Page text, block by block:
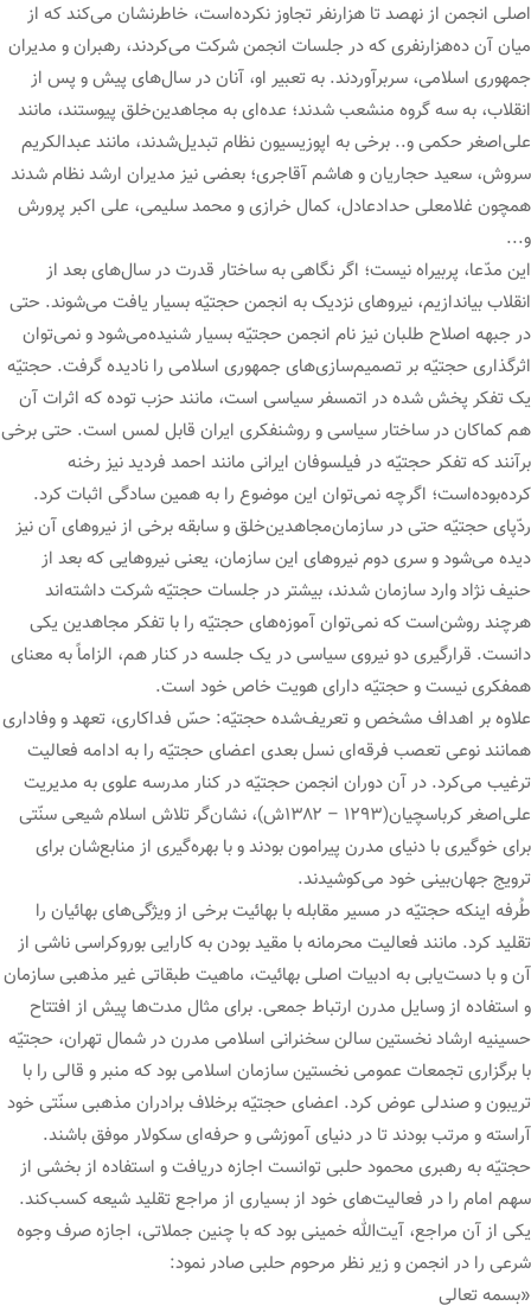
اصلی انجمن از نهصد تا هزارنفر تجاوز نکرده‌است، خاطرنشان می‌کند که از
میان آن ده‌هزارنفری که در جلسات انجمن شرکت می‌کردند، رهبران و مدیران
جمهوری اسلامی، سربرآوردند. به تعبیر او، آنان در سال‌های پیش و پس از
انقلاب، به سه گروه منشعب شدند؛ عده‌ای به مجاهدین‌خلق پیوستند، مانند
علی‌اصغر حکمی و.. برخی به اپوزیسیون نظام تبدیل‌شدند، مانند عبدالکریم
سروش، سعید حجاریان و هاشم آقاجری؛ بعضی نیز مدیران ارشد نظام شدند
همچون غلامعلی حدادعادل، کمال خرازی و محمد سلیمی، علی اکبر پرورش
و...
این مدّعا، پربیراه نیست؛ اگر نگاهی به ساختار قدرت در سال‌های بعد از
انقلاب بیاندازیم، نیروهای نزدیک به انجمن حجتیّه بسیار یافت می‌شوند. حتی
در جبهه اصلاح طلبان نیز نام انجمن حجتیّه بسیار شنیده‌می‌شود و نمی‌توان
اثرگذاری حجتیّه بر تصمیم‌سازی‌های جمهوری اسلامی را نادیده گرفت. حجتیّه
یک تفکر پخش شده در اتمسفر سیاسی است، مانند حزب توده که اثرات آن
هم کماکان در ساختار سیاسی و روشنفکری ایران قابل لمس است. حتی برخی
برآنند که تفکر حجتیّه در فیلسوفان ایرانی مانند احمد فردید نیز رخنه
کرده‌بوده‌است؛ اگرچه نمی‌توان این موضوع را به همین سادگی اثبات کرد.
ردّپای حجتیّه حتی در سازمان‌مجاهدین‌خلق و سابقه برخی از نیروهای آن نیز
دیده می‌شود و سری دوم نیروهای این سازمان، یعنی نیروهایی که بعد از
حنیف نژاد وارد سازمان شدند، بیشتر در جلسات حجتیّه شرکت داشته‌اند
هرچند روشن‌است که نمی‌توان آموزه‌های حجتیّه را با تفکر مجاهدین یکی
دانست. قرارگیری دو نیروی سیاسی در یک جلسه در کنار هم، الزاماً به معنای
همفکری نیست و حجتیّه دارای هویت خاص خود است.
علاوه بر اهداف مشخص و تعریف‌شده حجتیّه: حسّ فداکاری، تعهد و وفاداری
همانند نوعی تعصب فرقه‌ای نسل بعدی اعضای حجتیّه را به ادامه فعالیت
ترغیب می‌کرد. در آن دوران انجمن حجتیّه در کنار مدرسه علوی به مدیریت
علی‌اصغر کرباسچیان(۱۲۹۳ – ۱۳۸۲ش)، نشان‌گر تلاش اسلام شیعی سنّتی
برای خوگیری با دنیای مدرن پیرامون بودند و با بهره‌گیری از منابع‌شان برای
ترویج جهان‌بینی خود می‌کوشیدند.
طُرفه اینکه حجتیّه در مسیر مقابله با بهائیت برخی از ویژگی‌های بهائیان را
تقلید کرد. مانند فعالیت محرمانه با مقید بودن به کارایی بوروکراسی ناشی از
آن و با دست‌یابی به ادبیات اصلی بهائیت، ماهیت طبقاتی غیر مذهبی سازمان
و استفاده از وسایل مدرن ارتباط جمعی. برای مثال مدت‌ها پیش از افتتاح
حسینیه ارشاد نخستین سالن سخنرانی اسلامی مدرن در شمال تهران، حجتیّه
با برگزاری تجمعات عمومی نخستین سازمان اسلامی بود که منبر و قالی را با
تریبون و صندلی عوض کرد. اعضای حجتیّه برخلاف برادران مذهبی سنّتی خود
آراسته و مرتب بودند تا در دنیای آموزشی و حرفه‌ای سکولار موفق باشند.
حجتیّه به رهبری محمود حلبی توانست اجازه دریافت و استفاده از بخشی از
سهم امام را در فعالیت‌های خود از بسیاری از مراجع تقلید شیعه کسب‌کند.
یکی از آن مراجع، آیت‌الله خمینی بود که با چنین جملاتی، اجازه صرف وجوه
شرعی را در انجمن و زیر نظر مرحوم حلبی صادر نمود:
«بسمه تعالی